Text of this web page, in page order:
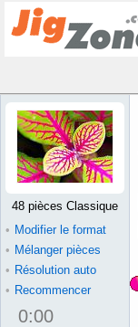
48 pièces Classique
• Modifier le format
• Mélanger pièces
• Résolution auto
• Recommencer
0:00